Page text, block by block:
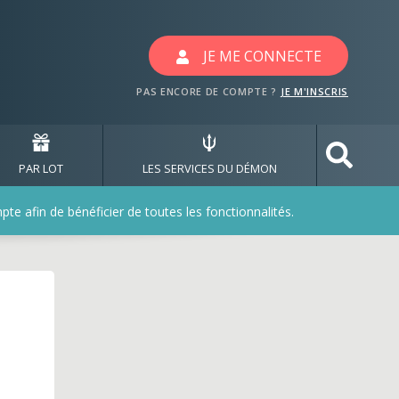
JE ME CONNECTE
PAS ENCORE DE COMPTE ? JE M'INSCRIS
PAR LOT LES SERVICES DU DÉMON
afin de bénéficier de toutes les fonctionnalités.